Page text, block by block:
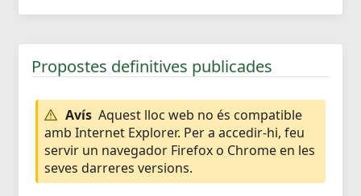
Propostes definitives publicades
Avís Aquest lloc web no és compatible
amb Internet Explorer. Per a accedir-hi, feu
servir un navegador Firefox o Chrome en les
seves darreres versions.